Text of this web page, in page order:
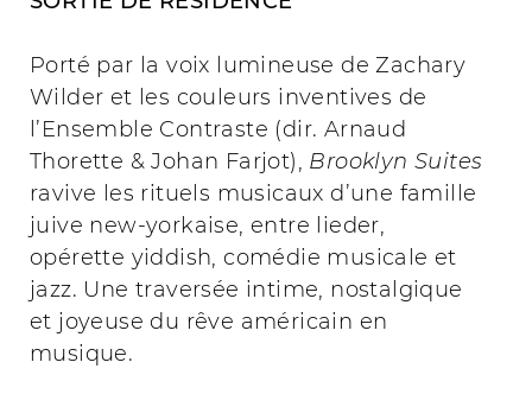
Porté par la voix lumineuse de Zachary
Wilder et les couleurs inventives de
l’Ensemble Contraste (dir. Arnaud
Thorette & Johan Farjot), Brooklyn Suites
ravive les rituels musicaux d’une famille
juive new-yorkaise, entre lieder,
opérette yiddish, comédie musicale et
jazz. Une traversée intime, nostalgique
et joyeuse du rêve américain en
musique.